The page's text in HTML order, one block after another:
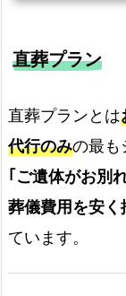
直葬プラン
直葬プランとは
代行のみの最も
｢ご遺体がお別
葬儀費用を安く
ています。